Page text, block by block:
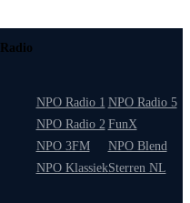
Radio
NPO Radio 1
NPO Radio 2
NPO 3FM
NPO Klassiek
NPO Radio 5
FunX
NPO Blend
Sterren NL